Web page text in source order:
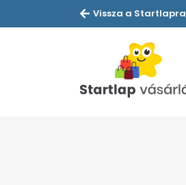
Vissza a Startlapra